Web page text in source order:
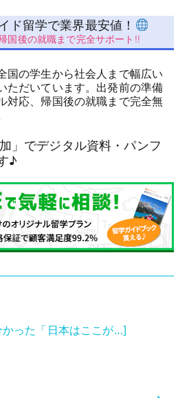
ド留学で業界最安値！
国後の就職まで完全サポート!!
国の学生から社会人まで幅広い
ただいています。出発前の準備
対応、帰国後の就職まで完全無
」でデジタル資料・パンフ
♪
った「日本はここが…]